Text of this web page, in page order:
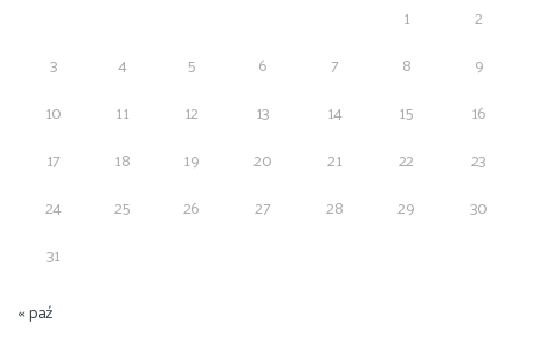
1
2
3
4 5 6 7 8
9
10
11 12 13 14 15
16
17
18 19 20 21 22
23
24
25 26 27 28 29
30
31
« paź